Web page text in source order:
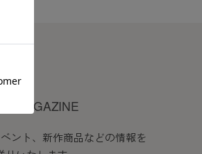
MAGAZINE
ント、新作商品などの情報を